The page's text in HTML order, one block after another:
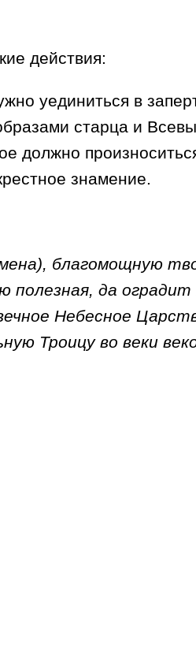
действия:
уединиться в
старца и
должно
знамение.
благомощную
полезная, да
Небесное
Троицу во веки